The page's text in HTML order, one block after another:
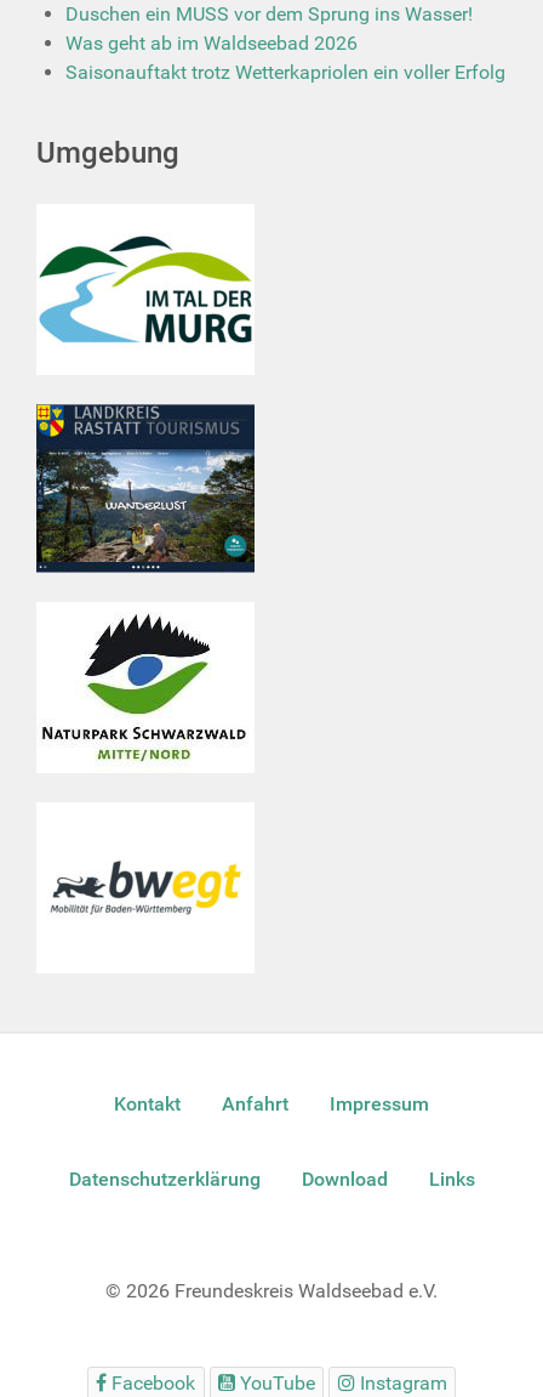
Duschen ein MUSS vor dem Sprung ins Wasser!
Was geht ab im Waldseebad 2026
Saisonauftakt trotz Wetterkapriolen ein voller Erfolg
Umgebung
Kontakt Anfahrt Impressum
Datenschutzerklärung Download Links
© 2026 Freundeskreis Waldseebad e.V.
Facebook YouTube Instagram